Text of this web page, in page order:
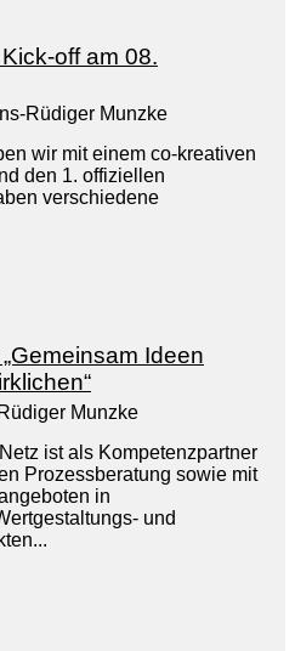
off am 08.
Rüdiger Munzke
wir mit einem co-kreativen
den 1. offiziellen
verschiedene
Ideen
Munzke
ist als Kompetenzpartner
Prozessberatung sowie mit
in
und